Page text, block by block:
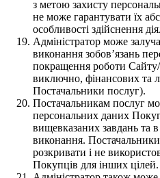
з метою захисту
не може гарантувати їх
особливості здійснення
Адміністратор може
виконання зобов’язань
покращення роботи Сайту/
виключно, фінансових та
Постачальники послуг).
Постачальникам послуг
персональних даних
вищевказаних завдань та
виконання. Постачальники
розкривати і не
Покупців для інших цілей.